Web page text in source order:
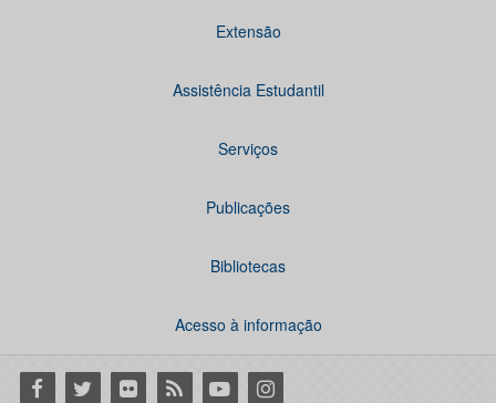
Extensão
Assistência Estudantil
Serviços
Publicações
Bibliotecas
Acesso à informação
Facebook
Twitter Flickr RSS YoutubeInstagram